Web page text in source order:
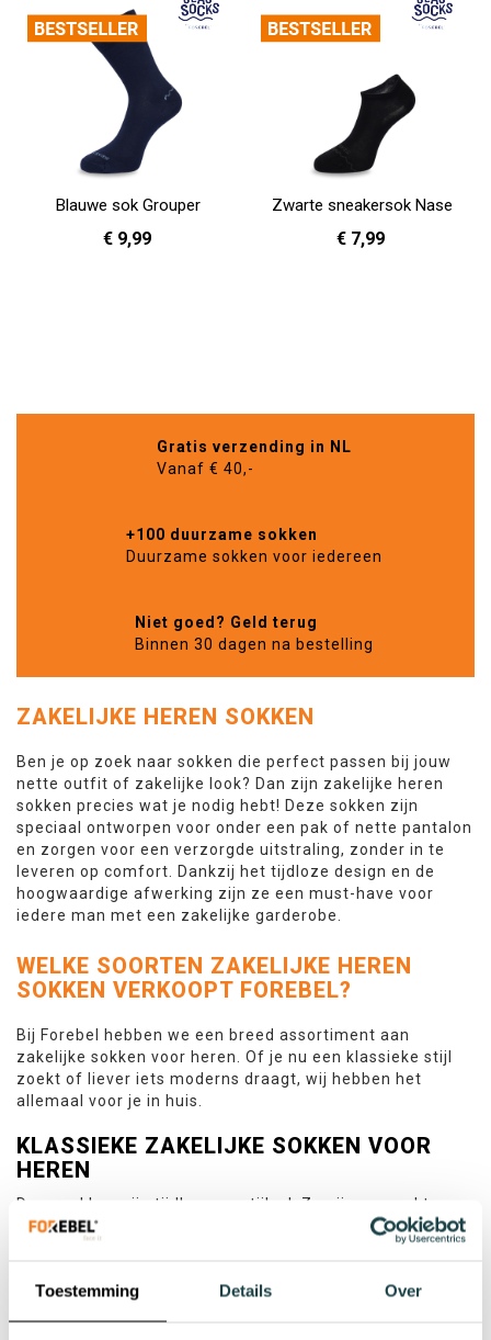
Toestemming Details Over
Blauwe sok Grouper
€ 9,99
Zwarte sneakersok Nase
€ 7,99
Gratis verzending in NL
Vanaf € 40,-
+100 duurzame sokken
Duurzame sokken voor iedereen
Niet goed? Geld terug
Binnen 30 dagen na bestelling
ZAKELIJKE HEREN SOKKEN
Ben je op zoek naar sokken die perfect passen bij jouw
nette outfit of zakelijke look? Dan zijn zakelijke heren
sokken precies wat je nodig hebt! Deze sokken zijn
speciaal ontworpen voor onder een pak of nette pantalon
en zorgen voor een verzorgde uitstraling, zonder in te
leveren op comfort. Dankzij het tijdloze design en de
hoogwaardige afwerking zijn ze een must-have voor
iedere man met een zakelijke garderobe.
WELKE SOORTEN ZAKELIJKE HEREN
SOKKEN VERKOOPT FOREBEL?
Bij Forebel hebben we een breed assortiment aan
zakelijke sokken voor heren. Of je nu een klassieke stijl
zoekt of liever iets moderns draagt, wij hebben het
allemaal voor je in huis.
KLASSIEKE ZAKELIJKE SOKKEN VOOR
HEREN
Deze sokken zijn tijdloos en stijlvol. Ze zijn gemaakt van
fijne materialen zoals katoen of bamboe en komen
gelegenheden of je dagelijkse werkoutfit.